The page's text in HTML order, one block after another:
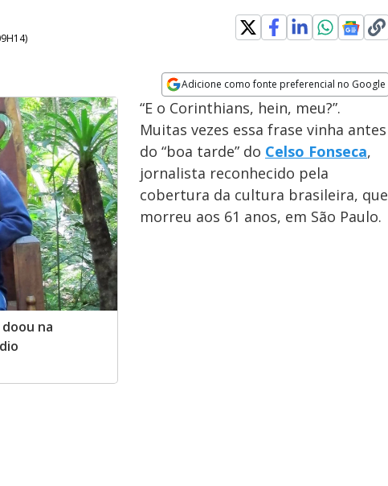
)
Adicione como fonte preferencial no Google
Opens in new window
na
“E o Corinthians, hein, meu?”.
Muitas vezes essa frase vinha antes
do “boa tarde” do Celso Fonseca,
jornalista reconhecido pela
cobertura da cultura brasileira, que
morreu aos 61 anos, em São Paulo.